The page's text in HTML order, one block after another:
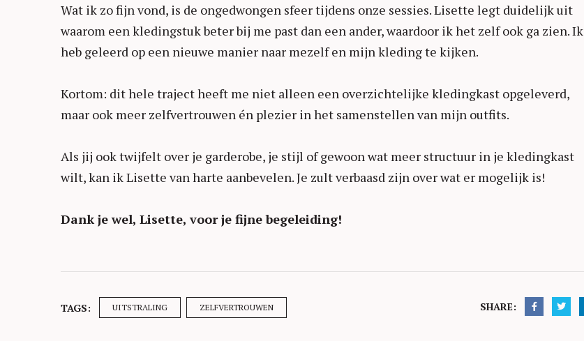
Wat ik zo fijn vond, is de ongedwongen sfeer tijdens onze sessies. Lisette legt duidelijk uit
waarom een kledingstuk beter bij me past dan een ander, waardoor ik het zelf ook ga zien. Ik
heb geleerd op een nieuwe manier naar mezelf en mijn kleding te kijken.
Kortom: dit hele traject heeft me niet alleen een overzichtelijke kledingkast opgeleverd,
maar ook meer zelfvertrouwen én plezier in het samenstellen van mijn outfits.
Als jij ook twijfelt over je garderobe, je stijl of gewoon wat meer structuur in je kledingkast
wilt, kan ik Lisette van harte aanbevelen. Je zult verbaasd zijn over wat er mogelijk is!
Dank je wel, Lisette, voor je fijne begeleiding!
TAGS: UITSTRALING ZELFVERTROUWEN SHARE: